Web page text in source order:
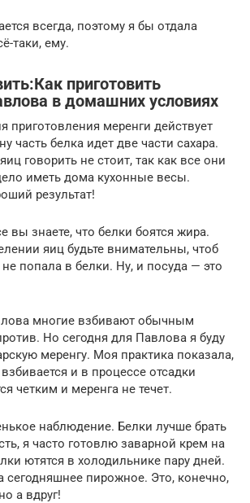
всегда, поэтому я бы отдала
таки, ему.
приготовить
в домашних условиях
приготовления меренги действует
часть белка идет две части сахара.
говорить не стоит, так как все они
иметь дома кухонные весы.
результат!
вы знаете, что белки боятся жира.
яиц будьте внимательны, чтоб
попала в белки. Ну, и посуда — это
многие взбивают обычным
Но сегодня для Павлова я буду
меренгу. Моя практика показала,
и в процессе отсадки
четким и меренга не течет.
наблюдение. Белки лучше брать
я часто готовлю заварной крем на
ютятся в холодильнике пару дней.
сегодняшнее пирожное. Это, конечно,
а вдруг!